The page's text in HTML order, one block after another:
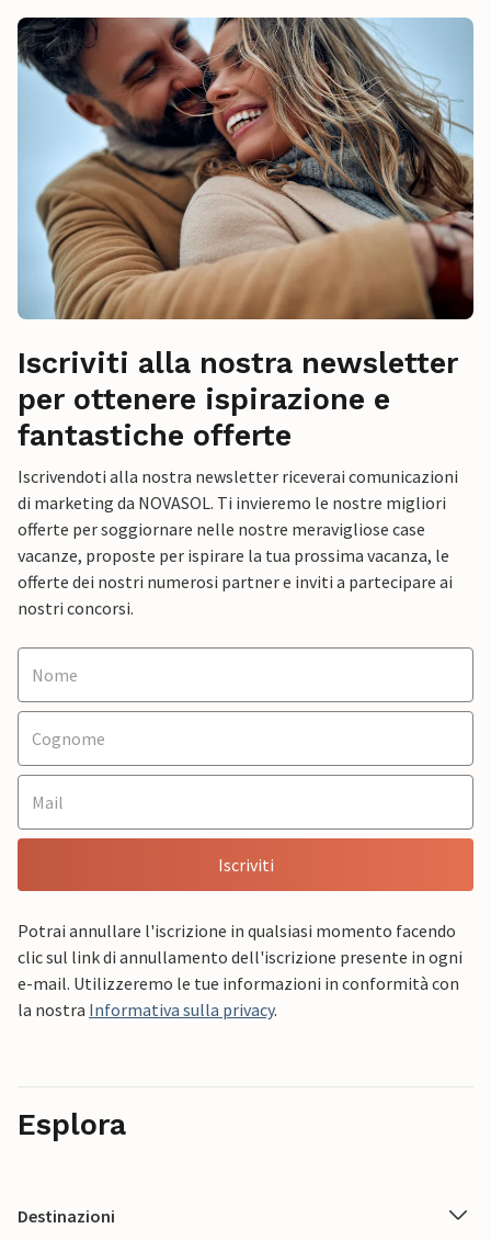
Iscriviti alla nostra newsletter
per ottenere ispirazione e
fantastiche offerte
Iscrivendoti alla nostra newsletter riceverai comunicazioni
di marketing da NOVASOL. Ti invieremo le nostre migliori
offerte per soggiornare nelle nostre meravigliose case
vacanze, proposte per ispirare la tua prossima vacanza, le
offerte dei nostri numerosi partner e inviti a partecipare ai
nostri concorsi.
Iscriviti
Potrai annullare l'iscrizione in qualsiasi momento facendo
clic sul link di annullamento dell'iscrizione presente in ogni
e-mail. Utilizzeremo le tue informazioni in conformità con
la nostra Informativa sulla privacy.
Esplora
Destinazioni